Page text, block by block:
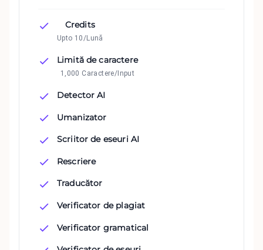
Credits
Upto 10/Lună
Limită de caractere
1,000 Caractere/Input
Detector AI
Umanizator
Scriitor de eseuri AI
Rescriere
Traducător
Verificator de plagiat
Verificator gramatical